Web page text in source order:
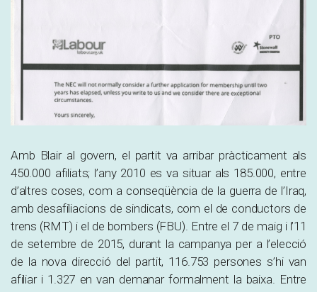
Amb Blair al govern, el partit va arribar pràcticament als
450.000 afiliats; l’any 2010 es va situar als 185.000, entre
d’altres coses, com a conseqüència de la guerra de l’Iraq,
amb desafiliacions de sindicats, com el de conductors de
trens (RMT) i el de bombers (FBU). Entre el 7 de maig i l’11
de setembre de 2015, durant la campanya per a l’elecció
de la nova direcció del partit, 116.753 persones s’hi van
afiliar i 1.327 en van demanar formalment la baixa. Entre